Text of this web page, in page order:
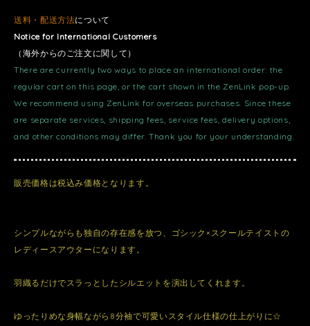
送料・配送方法について
Notice for International Customers
（海外からのご注文に関して）
There are currently two ways to place an international order: the
regular cart on this page, or the cart shown in the ZenLink pop-up.
We recommend using ZenLink for overseas purchases. Since these
are separate services, shipping fees, service fees, delivery options,
and other conditions may differ. Thank you for your understanding.
販売価格は税込み価格となります。
シンプルながらも独自の存在感を放つ、ゴシック×スクールテイストの
レディースアウターになります。
羽織るだけでスラっとしたシルエットを演出してくれます。
ゆったりめな身幅ながら8分袖で可愛いスタイル仕様の仕上がりに☆